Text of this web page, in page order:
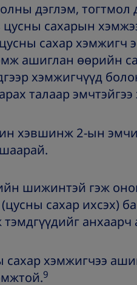
дэглэм, тогтмол
сахарын
сахар хэмжигч
ашиглан өөрийн
хэмжигчүүд
талаар
хэвшинж 2-ын
шижинтэй гэж
сахар ихсэх)
анхаарч
сахар хэмжигчээ
9